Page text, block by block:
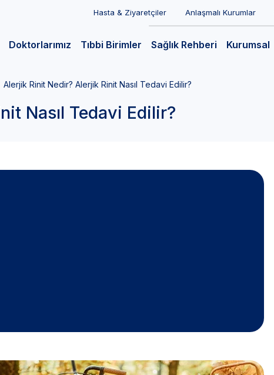
Hasta & Ziyaretçiler Anlaşmalı Kurumlar
Doktorlarımız Tıbbi Birimler Sağlık Rehberi Kurumsal
Alerjik Rinit Nedir? Alerjik Rinit Nasıl Tedavi Edilir?
Nasıl Tedavi Edilir?